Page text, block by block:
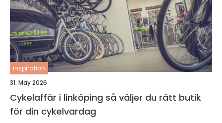
inspiration
31. May 2026
Cykelaffär i linköping så väljer du rätt butik
för din cykelvardag